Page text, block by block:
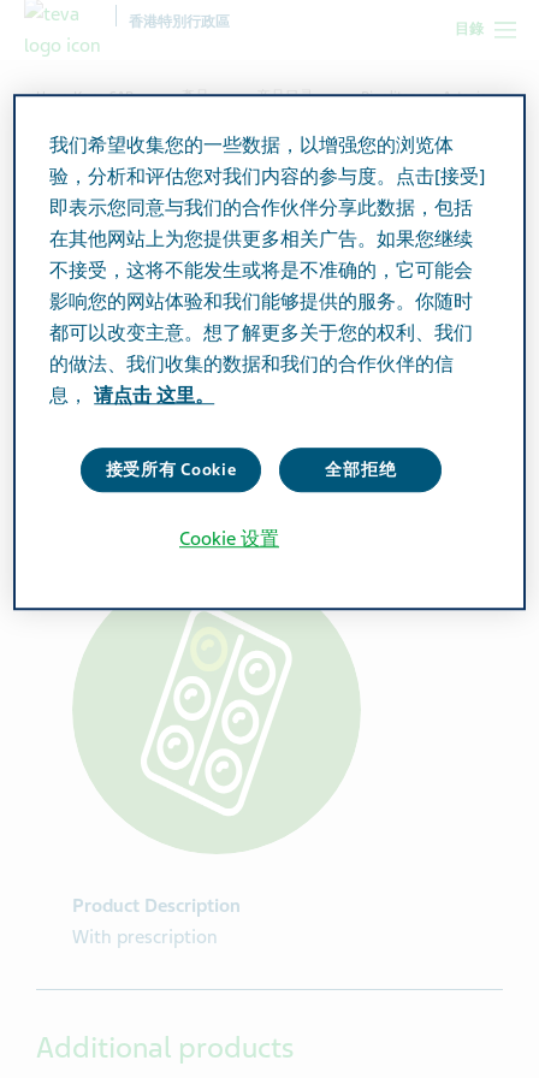
目錄
香港特別行政區
Hong Kong SAR 產品 产品目录
Pioglitazone Actavis
Pioglitazone Actavis Tablets
15mg
Active Ingredient
Pioglitazone Hydrochloride 15mg
Additional Info
Tablet
Product Description
With prescription
Additional products
我们希望收集您的一些数据，以增强您的浏览体
验，分析和评估您对我们内容的参与度。点击[接受]
即表示您同意与我们的合作伙伴分享此数据，包括
在其他网站上为您提供更多相关广告。如果您继续
不接受，这将不能发生或将是不准确的，它可能会
影响您的网站体验和我们能够提供的服务。你随时
都可以改变主意。想了解更多关于您的权利、我们
的做法、我们收集的数据和我们的合作伙伴的信
息，
请点击 这里。
接受所有 Cookie 全部拒绝
Cookie 设置